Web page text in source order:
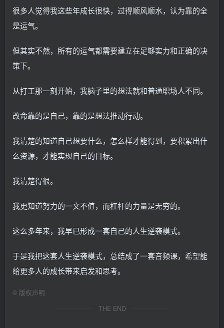
很多人觉得我这些年成长很快，过得顺风顺水，认为靠的全
是运气。
但其实不然，所有的运气都需要建立在足够实力和正确的决
策下。
从打工那一刻开始，我脑子里的想法就和普通职场人不同。
改命靠的是自己，靠的是想法推动行动。
我清楚的知道自己想要什么，怎么样才能得到，要积累出什
么资源，才能实现自己的目标。
我清楚得很。
我更知道努力的一文不值，而杠杆的力量是无穷的。
这么多年来，我早已形成一套自己的人生逆袭模式。
于是我把这套人生逆袭模式，总结成了一套音频课，希望能
给更多人的成长带来启发和思考。
© 版权声明
THE END